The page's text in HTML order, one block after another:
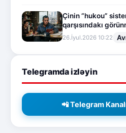
Çinin “hukou”
qarşısındakı
26.İyul.2026 10:22
Telegramda izləyin
📲 Telegram